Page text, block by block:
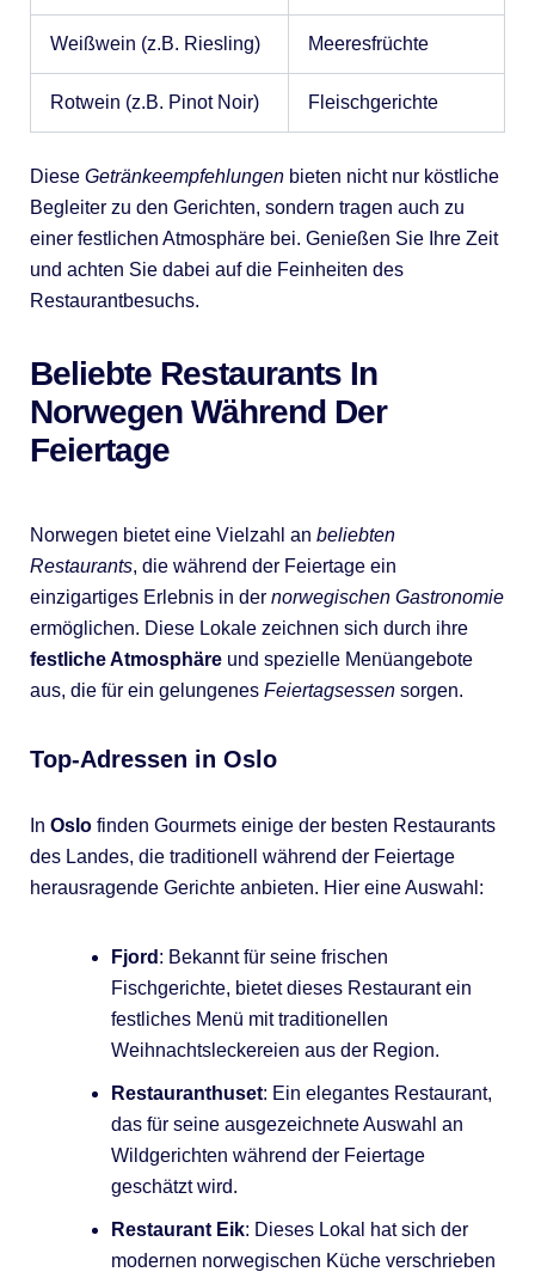
Weißwein (z.B. Riesling) Meeresfrüchte
Rotwein (z.B. Pinot Noir) Fleischgerichte
Diese Getränkeempfehlungenbieten nicht nur köstliche
Begleiter zu den Gerichten, sondern tragen auch zu
einer festlichen Atmosphäre bei. Genießen Sie Ihre Zeit
und achten Sie dabei auf die Feinheiten des
Restaurantbesuchs.
Beliebte Restaurants In
Norwegen Während Der
Feiertage
Norwegen bietet eine Vielzahl an beliebten
Restaurants, die während der Feiertage ein
einzigartiges Erlebnis in der norwegischen Gastronomie
ermöglichen. Diese Lokale zeichnen sich durch ihre
festliche Atmosphäreund spezielle Menüangebote
aus, die für ein gelungenes Feiertagsessensorgen.
Top-Adressen in Oslo
In Oslofinden Gourmets einige der besten Restaurants
des Landes, die traditionell während der Feiertage
herausragende Gerichte anbieten. Hier eine Auswahl:
Fjord : Bekannt für seine frischen
Fischgerichte, bietet dieses Restaurant ein
festliches Menü mit traditionellen
Weihnachtsleckereien aus der Region.
Restauranthuset: Ein elegantes Restaurant,
das für seine ausgezeichnete Auswahl an
Wildgerichten während der Feiertage
geschätzt wird.
Restaurant Eik: Dieses Lokal hat sich der
modernen norwegischen Küche verschrieben